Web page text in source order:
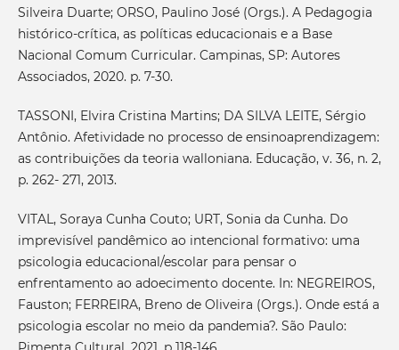
Silveira Duarte; ORSO, Paulino José (Orgs.). A Pedagogia
histórico-crítica, as políticas educacionais e a Base
Nacional Comum Curricular. Campinas, SP: Autores
Associados, 2020. p. 7-30.
TASSONI, Elvira Cristina Martins; DA SILVA LEITE, Sérgio
Antônio. Afetividade no processo de ensinoaprendizagem:
as contribuições da teoria walloniana. Educação, v. 36, n. 2,
p. 262- 271, 2013.
VITAL, Soraya Cunha Couto; URT, Sonia da Cunha. Do
imprevisível pandêmico ao intencional formativo: uma
psicologia educacional/escolar para pensar o
enfrentamento ao adoecimento docente. In: NEGREIROS,
Fauston; FERREIRA, Breno de Oliveira (Orgs.). Onde está a
psicologia escolar no meio da pandemia?. São Paulo: